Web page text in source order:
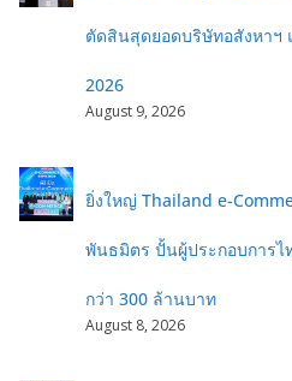
ตัดสินสุดยอดบริษัทอสังหาฯ
2026
August 9, 2026
ยิ่งใหญ่ Thailand e-
พันธมิตร ปั้นผู้ประกอบการไ
กว่า 300 ล้านบาท
August 8, 2026